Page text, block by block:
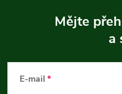
Mějte
a
E-mail